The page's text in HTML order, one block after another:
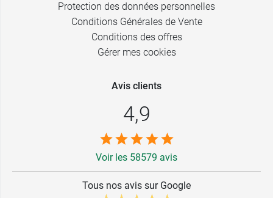
Protection des données personnelles
Conditions Générales de Vente
Conditions des offres
Gérer mes cookies
Avis clients
4,9
Voir les 58579 avis
Tous nos avis sur Google